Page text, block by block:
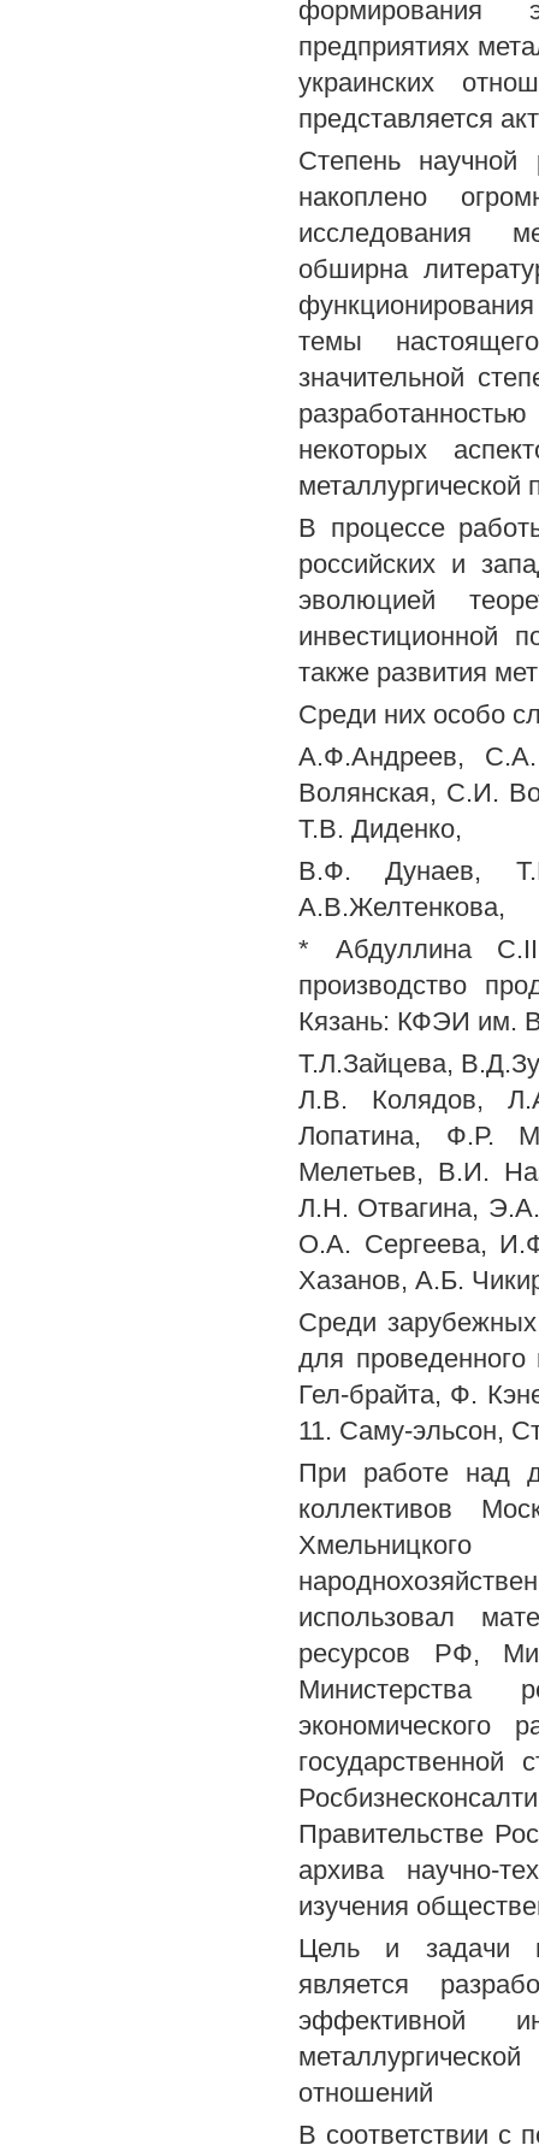
формирования
предприятиях
украинских
представляется
Степень
накоплено
исследования
обширна
темы
значительной
некоторых
В процессе
российских и
эволюцией
инвестиционной
также развития
Среди них особо
A.Ф.Андреев,
Волянская, С.И.
Т.В. Диденко,
B.Ф. Дунаев,
А.В.Желтенкова,
* Абдуллина
производство
Кязань: КФЭИ им.
Т.Л.Зайцева,
Л.В. Колядов,
Лопатина, Ф.Р.
Мелетьев, В.И.
Л.Н. Отвагина,
O.A. Сергеева,
Хазанов, А.Б.
Среди
для
Гел-брайта, Ф.
11. Саму-эльсон,
При работе над
коллективов
Хмельницкого
использовал
ресурсов РФ,
Министерства
государственной
Правительстве
архива научно-
изучения
Цель и задачи
является
эффективной
отношений
В соответствии с